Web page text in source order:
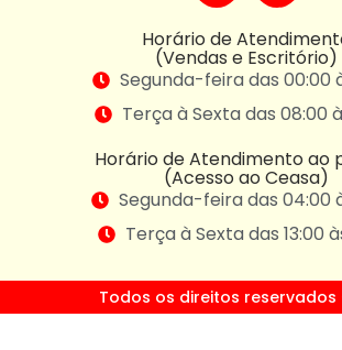
Horário de
(Vendas e Escritório)
Segunda-feira das 00:00
Terça à Sexta das 08:00
Horário de Atendimento ao
(Acesso ao Ceasa)
Segunda-feira das 04:00
Terça à Sexta das 13:00
Todos os direitos reservados